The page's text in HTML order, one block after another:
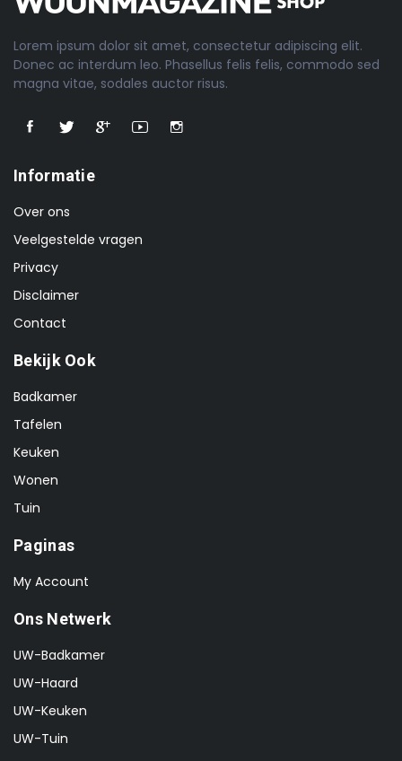
Lorem ipsum dolor sit amet, consectetur adipiscing elit.
Donec ac interdum leo. Phasellus felis felis, commodo sed
magna vitae, sodales auctor risus.
Informatie
Over ons
Veelgestelde vragen
Privacy
Disclaimer
Contact
Bekijk Ook
Badkamer
Tafelen
Keuken
Wonen
Tuin
Paginas
My Account
Ons Netwerk
UW-Badkamer
UW-Haard
UW-Keuken
UW-Tuin